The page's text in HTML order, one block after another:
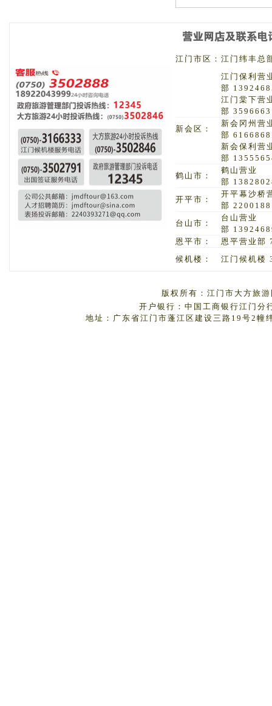
江门市区： 江门纬丰总
江门保利营
部
江门棠下营
部 3596663
新会区：
新会冈州营
部 6166868
新会保利营
部
鹤山市：
鹤山营业
部
开平市：
开平幕沙桥
部 2200188
台山市：
台山营业
部
恩平市：
恩平营业部
候机楼：
江门候机楼
版权所有：江门市大方旅
开户银行：中国工商银行江门
地址：广东省江门市蓬江区建设三路19号2